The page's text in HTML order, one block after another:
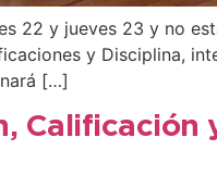
22 y jueves 23 y no
y Disciplina,
[…]